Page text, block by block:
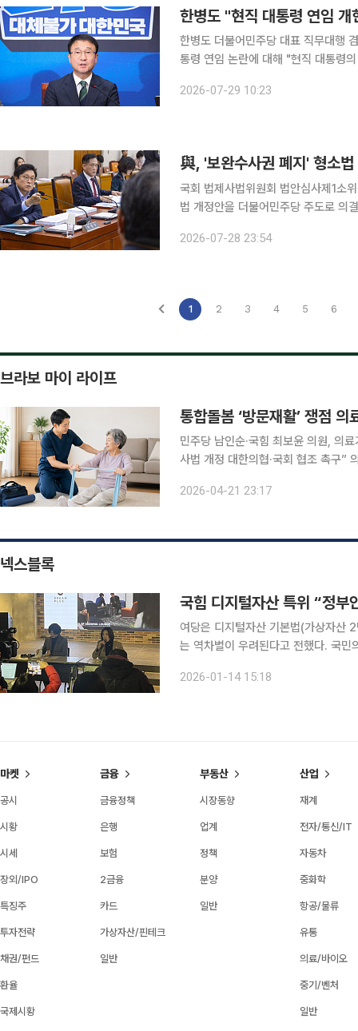
한병도 "현직 대통령 연임
한병도 더불어민주당 대표 직무대행
통령 연임 논란에 대해 "현직 대통령
은 29일 국회에서 열린 최고위원회
2026-07-29 10:23
與, '보완수사권 폐지' 형소
국회 법제사법위원회 법안심사제1소
법 개정안을 더불어민주당 주도로 의
일부개정법률안을 법안1소위에서 의
2026-07-28 23:54
1 2 3 4 5 6
브라보 마이 라이프
통합돌봄 ‘방문재활’ 쟁점
민주당 남인순·국힘 최보윤 의원, 의
사법 개정 대한의협·국회 협조 촉구”
서고 있다. 21일 국회 소통관에서
2026-04-21 23:17
넥스블록
국힘 디지털자산 특위 “정부
여당은 디지털자산 기본법(가상자산
는 역차별이 우려된다고 전했다. 국민의힘 디지털자산 밸류업 특별위원회와 디지털자산거래소정책
토론을 진행했다. 최보윤
2026-01-14 15:18
마켓
공시
시황
시세
장외/IPO
특징주
투자전략
채권/펀드
환율
국제시황
금융
금융정책
은행
보험
2금융
카드
가상자산/핀테크
일반
부동산
시장동향
업계
정책
분양
일반
산업
재계
전자/통신/IT
자동차
중화학
항공/물류
유통
의료/바이오
중기/벤처
일반